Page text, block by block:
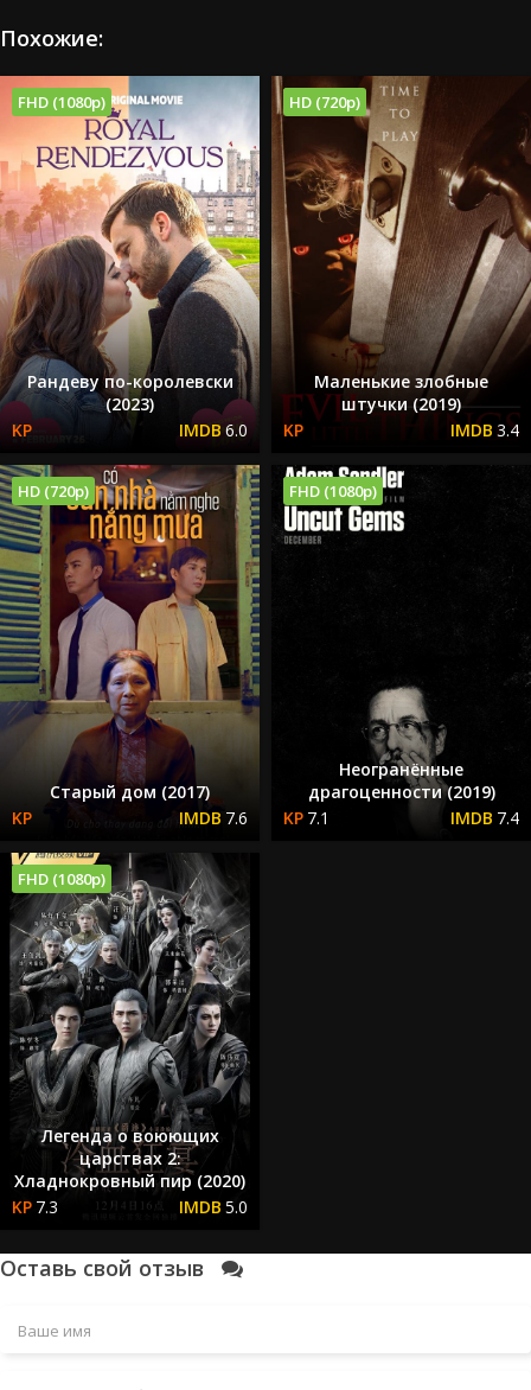
Похожие:
FHD (1080p)
Рандеву по-королевски
(2023)
6.0
HD (720p)
Маленькие злобные
штучки (2019)
3.4
HD (720p)
Старый дом (2017)
7.6
FHD (1080p)
Неогранённые
драгоценности (2019)
7.1
7.4
FHD (1080p)
Легенда о воюющих
царствах 2:
Хладнокровный пир (2020)
7.3
5.0
Оставь свой отзыв